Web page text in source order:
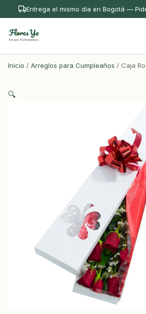
Entrega el mismo día en Bogotá —
Inicio / Arreglos para Cumpleaños / Caja
🔍